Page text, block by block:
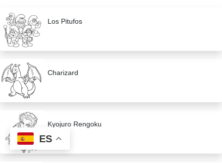
Los Pitufos
Charizard
Kyojuro Rengoku
ES